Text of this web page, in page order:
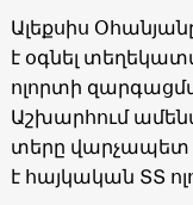
Ալեքսիս
է օգնել
ոլորտի
Աշխարհում
տերը վարչապետ
է հայկական ՏՏ